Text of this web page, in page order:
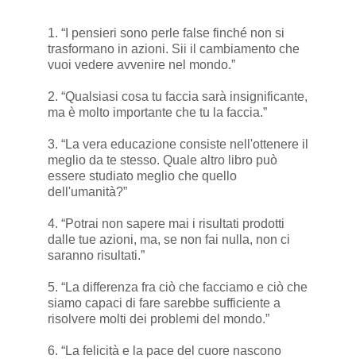
1. “I pensieri sono perle false finché non si
trasformano in azioni. Sii il cambiamento che
vuoi vedere avvenire nel mondo.”
2. “Qualsiasi cosa tu faccia sarà insignificante,
ma è molto importante che tu la faccia.”
3. “La vera educazione consiste nell'ottenere il
meglio da te stesso. Quale altro libro può
essere studiato meglio che quello
dell'umanità?”
4. “Potrai non sapere mai i risultati prodotti
dalle tue azioni, ma, se non fai nulla, non ci
saranno risultati.”
5. “La differenza fra ciò che facciamo e ciò che
siamo capaci di fare sarebbe sufficiente a
risolvere molti dei problemi del mondo.”
6. “La felicità e la pace del cuore nascono